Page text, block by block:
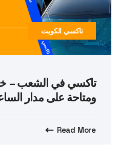
تاكسي الكويت
تاكسي في الشعب –
ومتاحة على مدار
Read More